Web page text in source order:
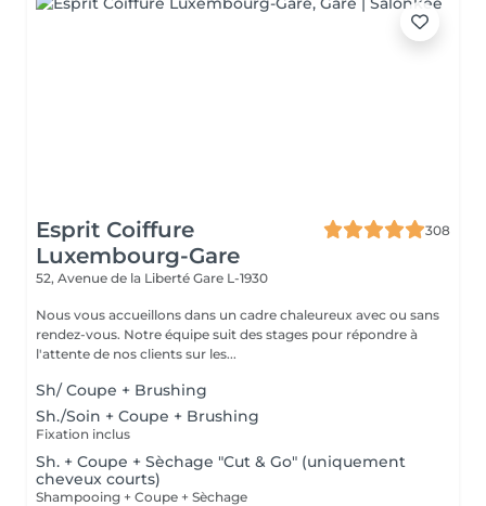
Esprit Coiffure
Luxembourg-Gare
308
52, Avenue de la Liberté Gare L-1930
Nous vous accueillons dans un cadre chaleureux avec ou sans
rendez-vous. Notre équipe suit des stages pour répondre à
l'attente de nos clients sur les...
Sh/ Coupe + Brushing
Sh./Soin + Coupe + Brushing
Fixation inclus
Sh. + Coupe + Sèchage "Cut & Go" (uniquement
cheveux courts)
Shampooing + Coupe + Sèchage